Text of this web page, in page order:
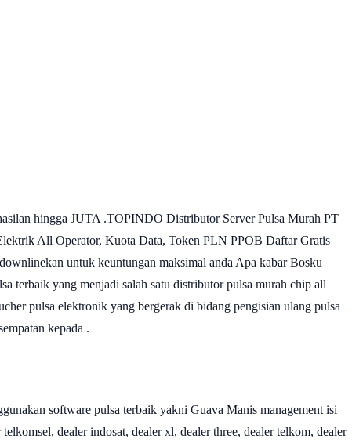
hingga JUTA .TOPINDO Distributor Server Pulsa Murah PT
All Operator, Kuota Data, Token PLN PPOB Daftar Gratis
untuk keuntungan maksimal anda Apa kabar Bosku
terbaik yang menjadi salah satu distributor pulsa murah chip all
pulsa elektronik yang bergerak di bidang pengisian ulang pulsa
kepada .
software pulsa terbaik yakni Guava Manis management isi
dealer indosat, dealer xl, dealer three, dealer telkom, dealer